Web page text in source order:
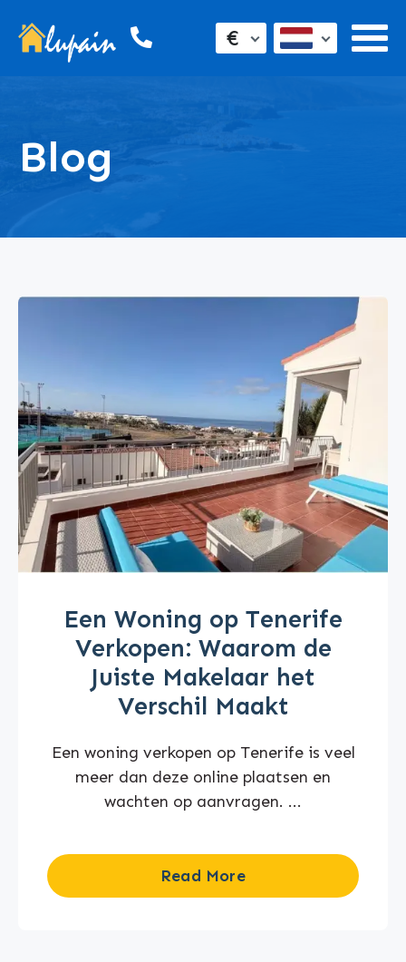
€
Blog
Een Woning op Tenerife
Verkopen: Waarom de
Juiste Makelaar het
Verschil Maakt
Een woning verkopen op Tenerife is veel
meer dan deze online plaatsen en
wachten op aanvragen. ...
Read More